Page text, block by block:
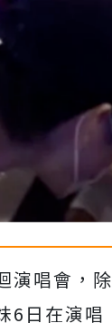
演唱會，除
6日在演唱